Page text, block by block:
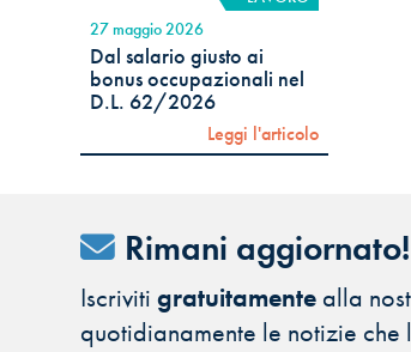
27 maggio 2026
Dal salario giusto ai
bonus occupazionali nel
D.L. 62/2026
Leggi l'articolo
Rimani aggiornato!
Iscrivitigratuitamente alla
quotidianamente le notizie